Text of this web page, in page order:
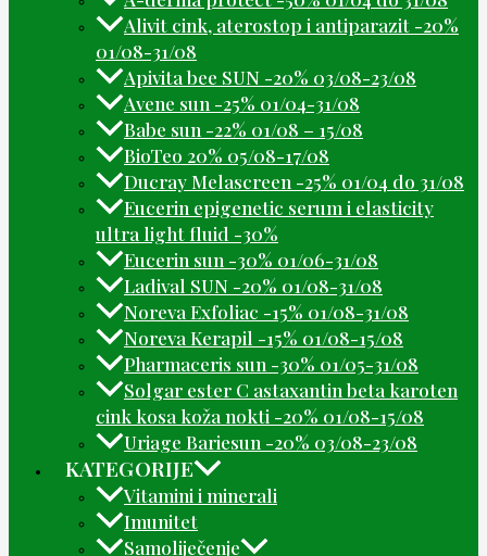
Alivit cink, aterostop i antiparazit -20%
01/08-31/08
Apivita bee SUN -20% 03/08-23/08
Avene sun -25% 01/04-31/08
Babe sun -22% 01/08 – 15/08
BioTeo 20% 05/08-17/08
Ducray Melascreen -25% 01/04 do 31/08
Eucerin epigenetic serum i elasticity
ultra light fluid -30%
Eucerin sun -30% 01/06-31/08
Ladival SUN -20% 01/08-31/08
Noreva Exfoliac -15% 01/08-31/08
Noreva Kerapil -15% 01/08-15/08
Pharmaceris sun -30% 01/05-31/08
Solgar ester C astaxantin beta karoten
cink kosa koža nokti -20% 01/08-15/08
Uriage Bariesun -20% 03/08-23/08
KATEGORIJE
Vitamini i minerali
Imunitet
Samoliječenje